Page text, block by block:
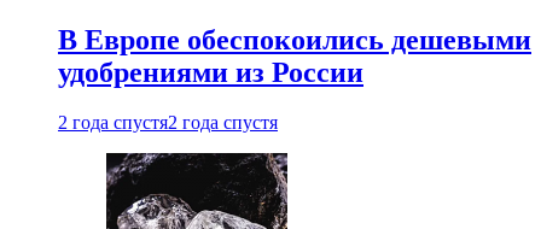
В Европе обеспокоились дешевыми
удобрениями из России
2 года спустя2 года спустя